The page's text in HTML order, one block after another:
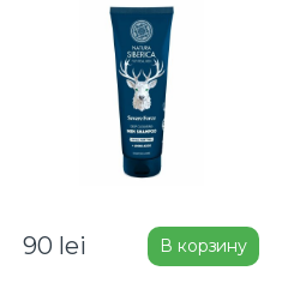
90 lei В корзину